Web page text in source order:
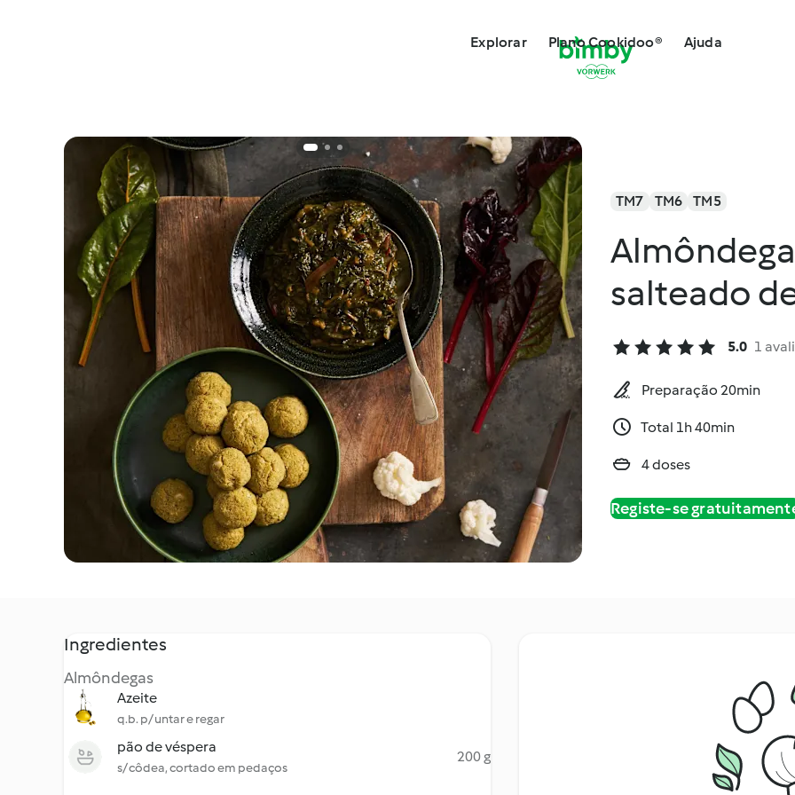
Explorar Plano Cookidoo® Ajuda
TM7 TM6 TM5
salteado
5.0 1
Preparação 20min
Total 1h 40min
4 doses
Registe-se
Ingredientes
Almôndegas
Azeite
q.b. p/ untar e regar
pão de véspera
s/ côdea, cortado em pedaços
200 g